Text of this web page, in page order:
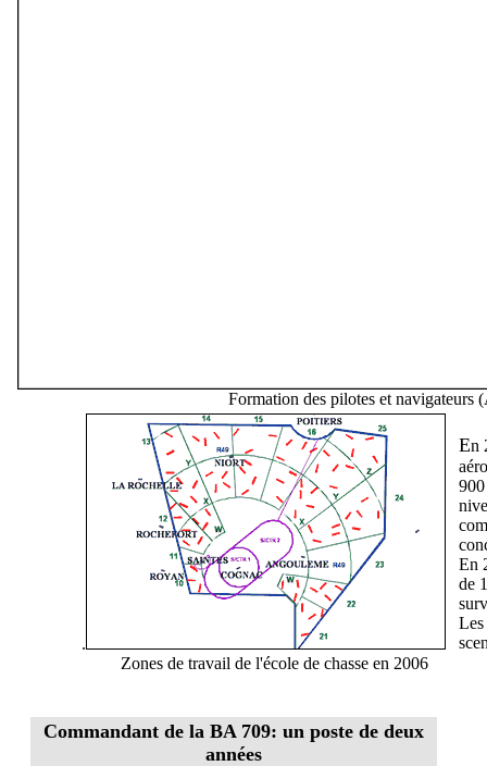
Formation des pilotes et navigateurs
.
Zones de travail de l'école de chasse en 2006
En
En
de
Les
Commandant de la BA 709: un poste de deux
années